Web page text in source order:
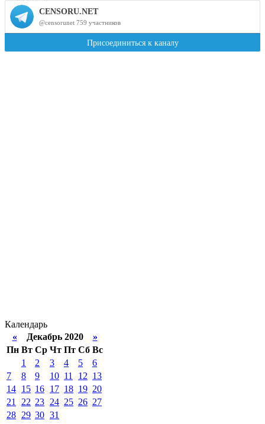
Календарь
«Декабрь 2020 »
Пн Вт Ср Чт Пт Сб Вс
1
2 3 4 5
6
7
8 9 10 11 12 13
14 15 16 17 18 19 20
21
22 23 24 25 26 27
28 29 30 31